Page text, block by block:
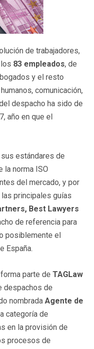
de trabajadores,
83 empleados, de
y el resto
comunicación,
despacho ha sido de
año en que el
estándares de
la norma ISO
del mercado, y por
principales guías
Best Lawyers
de referencia para
posiblemente el
España.
parte de TAGLaw
despachos de
nombrada Agente de
categoría de
en la provisión de
procesos de